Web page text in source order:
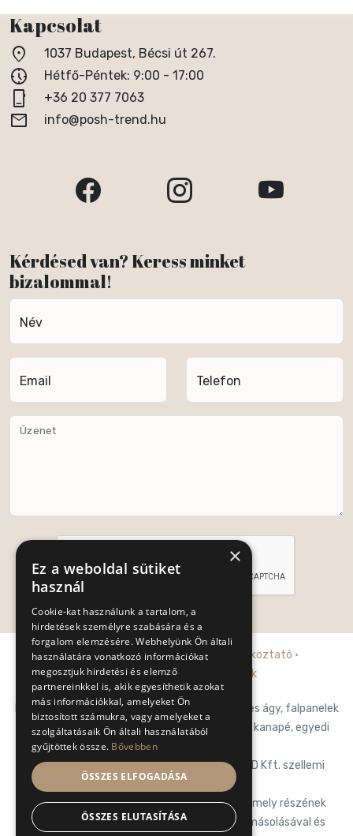
Kapcsolat
location_on 1037 Budapest, Bécsi út 267.
nest_clock_farsight_analog Hétfő-Péntek: 9:00 - 17:00
phone_iphone +36 20 377 7063
email info@posh-trend.hu
Kérdésed van? Keress minket
bizalommal!
Név
Email Telefon
Üzenet
Küldés
Adatkezelési tájékoztató·Cookie tájékoztató ·
Általános szerződési feltételek
Posh-Trend Kft. prémium franciaágy, falpaneles ágy, falpanelek
hálószobába, designágy, luxury ágy, prémium kanapé, egyedi
design kanapé.
Az oldalon található tartalom a POSH-TREND Kft. szellemi
tulajdona.
POSH-TREND Kft. fenntart minden, a lap bármely részének
bármilyen módszerrel, technikával történő másolásával és
×
Ez a weboldal sütiket
használ
Cookie-kat használunk a tartalom, a
hirdetések személyre szabására és a
forgalom elemzésére. Webhelyünk Ön általi
használatára vonatkozó információkat
megosztjuk hirdetési és elemző
partnereinkkel is, akik egyesíthetik azokat
más információkkal, amelyeket Ön
biztosított számukra, vagy amelyeket a
szolgáltatásaik Ön általi használatából
gyűjtöttek össze. Bővebben
ÖSSZES ELFOGADÁSA
ÖSSZES ELUTASÍTÁSA